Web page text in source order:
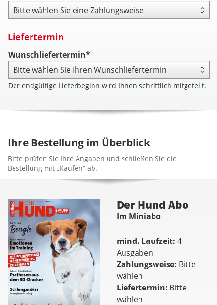
Zahlungsweise
Liefertermin
Wunschliefertermin*
Der endgültige Lieferbeginn wird Ihnen schriftlich mitgeteilt.
Ihre Bestellung im Überblick
Bitte prüfen Sie Ihre Angaben und schließen Sie die
Bestellung mit „Kaufen“ ab.
Der Hund Abo
Im Miniabo
mind. Laufzeit 4
Ausgaben
Zahlungsweise Bitte
wählen
Liefertermin Bitte
wählen